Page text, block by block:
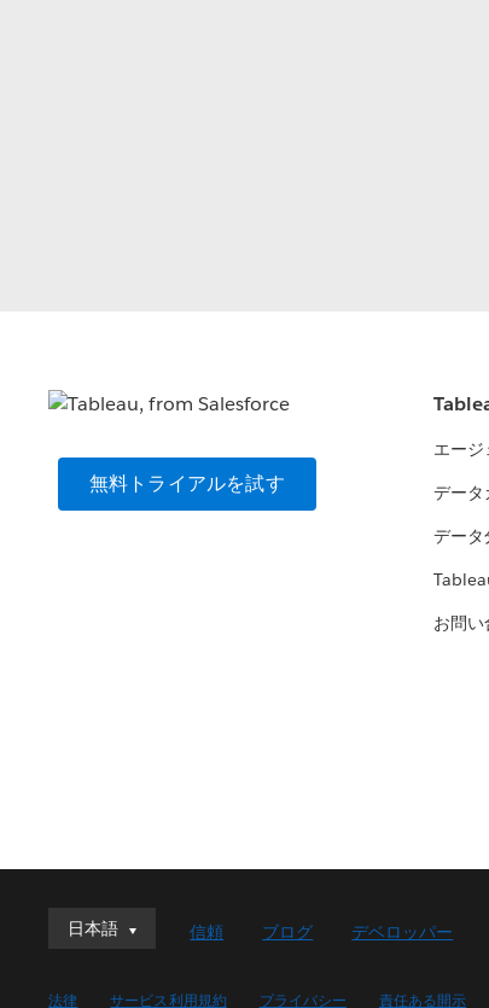
無料トライアルを試す
エー
デー
データ
お問
日本語
日本語
English (UK)
信頼 ブログ デベロッパー
法律 サービス利用規約 プライバシー 責任ある開示